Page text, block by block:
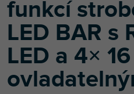
funkcí
LED BAR s
LED a 4× 16